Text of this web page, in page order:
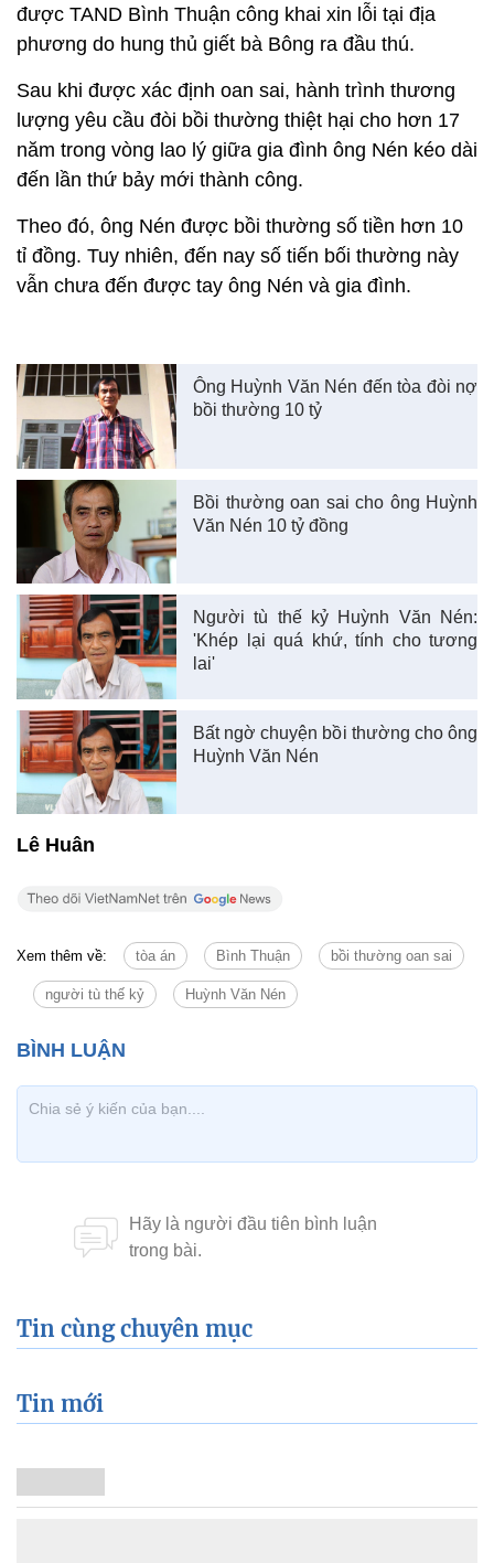
được TAND Bình Thuận công khai xin lỗi tại địa
phương do hung thủ giết bà Bông ra đầu thú.
Sau khi được xác định oan sai, hành trình thương
lượng yêu cầu đòi bồi thường thiệt hại cho hơn 17
năm trong vòng lao lý giữa gia đình ông Nén kéo dài
đến lần thứ bảy mới thành công.
Theo đó, ông Nén được bồi thường số tiền hơn 10
tỉ đồng. Tuy nhiên, đến nay số tiến bối thường này
vẫn chưa đến được tay ông Nén và gia đình.
Ông Huỳnh Văn Nén đến tòa đòi nợ
bồi thường 10 tỷ
Bồi thường oan sai cho ông Huỳnh
Văn Nén 10 tỷ đồng
Người tù thế kỷ Huỳnh Văn Nén:
'Khép lại quá khứ, tính cho tương
lai'
Bất ngờ chuyện bồi thường cho ông
Huỳnh Văn Nén
Lê Huân
Xem thêm về: tòa án Bình Thuận bồi thường oan sai
người tù thế kỷ Huỳnh Văn Nén
Tin cùng chuyên mục
Tin mới